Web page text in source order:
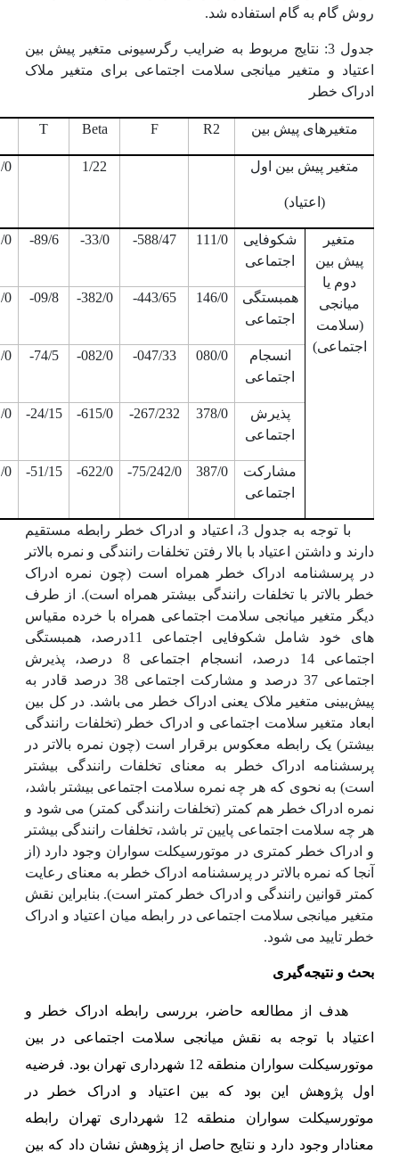
روش گام به گام استفاده شد.
جدول 3: نتایج مربوط به ضرایب رگرسیونی متغیر پیش بین
اعتیاد و متغیر میانجی سلامت اجتماعی برای متغیر ملاک
ادراک خطر
متغیرهای پیش بین R2
F
Beta
T
متغیر پیش بین اول
(اعتیاد)
1/22
0
متغیر
پیش بین
دوم یا
میانجی
(سلامت
اجتماعی)
شکوفایی
اجتماعی
111/0
588/47-
33/0-
89/6-
0
همبستگی
اجتماعی
146/0
443/65-
382/0-
09/8-
0
انسجام
اجتماعی
080/0
047/33-
082/0-
74/5-
0
پذیرش
اجتماعی
378/0
267/232-
615/0-
24/15-
0
مشارکت
اجتماعی
387/0
75/242/0-
622/0-
51/15-
0
با توجه به جدول 3، اعتیاد و ادراک خطر رابطه مستقیم
دارند و داشتن اعتیاد با بالا رفتن تخلفات رانندگی و نمره بالاتر
در پرسشنامه ادراک خطر همراه است (چون نمره ادراک
خطر بالاتر با تخلفات رانندگی بیشتر همراه است). از طرف
دیگر متغیر میانجی سلامت اجتماعی همراه با خرده مقیاس
های خود شامل شکوفایی اجتماعی 11درصد، همبستگی
اجتماعی 14 درصد، انسجام اجتماعی 8 درصد، پذیرش
اجتماعی 37 درصد و مشارکت اجتماعی 38 درصد قادر به
پیش‌بینی متغیر ملاک یعنی ادراک خطر می باشد. در کل بین
ابعاد متغیر سلامت اجتماعی و ادراک خطر (تخلفات رانندگی
بیشتر) یک رابطه معکوس برقرار است (چون نمره بالاتر در
پرسشنامه ادراک خطر به معنای تخلفات رانندگی بیشتر
است) به نحوی که هر چه نمره سلامت اجتماعی بیشتر باشد،
نمره ادراک خطر هم کمتر (تخلفات رانندگی کمتر) می شود و
هر چه سلامت اجتماعی پایین تر باشد، تخلفات رانندگی بیشتر
و ادراک خطر کمتری در موتورسیکلت سواران وجود دارد (از
آنجا که نمره بالاتر در پرسشنامه ادراک خطر به معنای رعایت
کمتر قوانین رانندگی و ادراک خطر کمتر است). بنابراین نقش
متغیر میانجی سلامت اجتماعی در رابطه میان اعتیاد و ادراک
خطر تایید می شود.
بحث و نتیجه‌گیری
هدف از مطالعه حاضر، بررسی رابطه ادراک خطر و
اعتیاد با توجه به نقش میانجی سلامت اجتماعی در بین
موتورسیکلت سواران منطقه 12 شهرداری تهران بود. فرضیه
اول پژوهش این بود که بین اعتیاد و ادراک خطر در
موتورسیکلت سواران منطقه 12 شهرداری تهران رابطه
معنادار وجود دارد و نتایج حاصل از پژوهش نشان داد که بین